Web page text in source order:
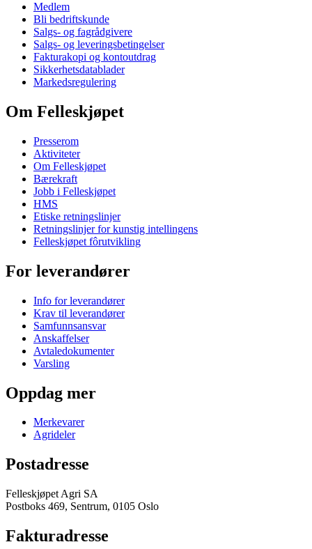
Medlem
Bli bedriftskunde
Salgs- og fagrådgivere
Salgs- og leveringsbetingelser
Fakturakopi og kontoutdrag
Sikkerhetsdatablader
Markedsregulering
Om Felleskjøpet
Presserom
Aktiviteter
Om Felleskjøpet
Bærekraft
Jobb i Felleskjøpet
HMS
Etiske retningslinjer
Retningslinjer for kunstig intellingens
Felleskjøpet fôrutvikling
For leverandører
Info for leverandører
Krav til leverandører
Samfunnsansvar
Anskaffelser
Avtaledokumenter
Varsling
Oppdag mer
Merkevarer
Agrideler
Postadresse
Felleskjøpet Agri SA
Postboks 469, Sentrum, 0105 Oslo
Fakturadresse